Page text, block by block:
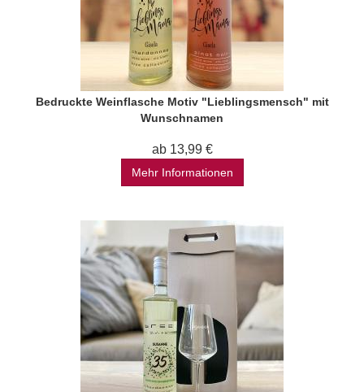
Bedruckte Weinflasche Motiv "Lieblingsmensch" mit
Wunschnamen
ab 13,99 €
Mehr Informationen